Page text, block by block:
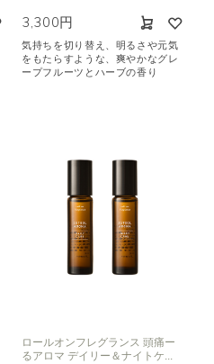
3,300円
気持ちを切り替え、明るさや元気
をもたらすような、爽やかなグレ
ープフルーツとハーブの香り
ロールオンフレグランス 頭痛ー
るアロマ デイリー＆ナイトケ...